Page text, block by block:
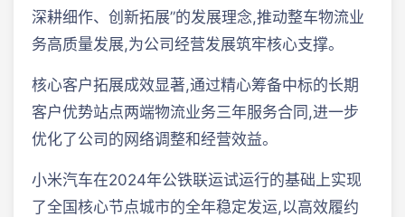
深耕细作、创新拓展”的发展理念,推动整车物流业
务高质量发展,为公司经营发展筑牢核心支撑。
核心客户拓展成效显著,通过精心筹备中标的长期
客户优势站点两端物流业务三年服务合同,进一步
优化了公司的网络调整和经营效益。
小米汽车在2024年公铁联运试运行的基础上实现
了全国核心节点城市的全年稳定发运,以高效履约